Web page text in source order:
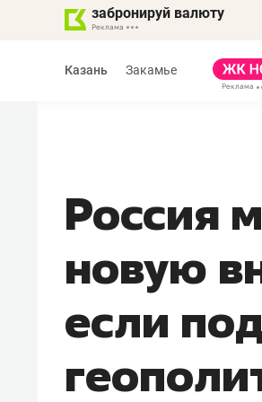
забронируй валюту
Казань Закамье
Россия
новую
если